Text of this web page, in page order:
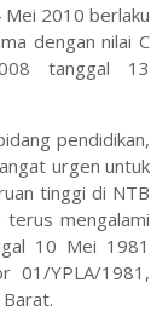
2010 berlaku
dengan nilai C
tanggal 13
pendidikan,
urgen untuk
tinggi di NTB
terus mengalami
10 Mei 1981
01/YPLA/1981,